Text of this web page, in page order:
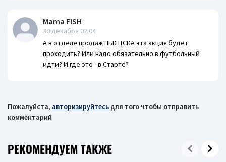
Mama FISH
30 декабря 02:04
А в отделе продаж ПБК ЦСКА эта акция будет
проходить? Или надо обязательно в футбольный
идти? И где это - в Старте?
Пожалуйста, авторизируйтесь для того чтобы отправить
комментарий
РЕКОМЕНДУЕМ ТАКЖЕ